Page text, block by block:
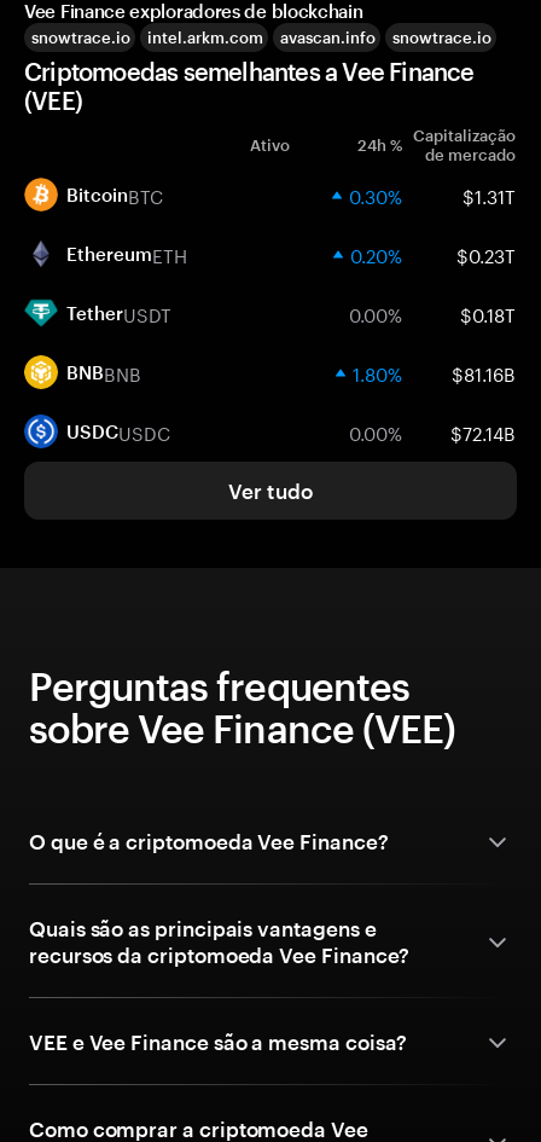
Vee Finance exploradores de blockchain
snowtrace.io intel.arkm.com avascan.info snowtrace.io
Criptomoedas semelhantes a Vee Finance
(VEE)
Ativo 24h % Capitalização
de mercado
BitcoinBTC 0.30% $1.31T
EthereumETH 0.20% $0.23T
TetherUSDT 0.00% $0.18T
BNBBNB 1.80% $81.16B
USDCUSDC 0.00% $72.14B
Ver tudo
Perguntas frequentes
sobre Vee Finance (VEE)
O que é a criptomoeda Vee Finance?
Quais são as principais vantagens e
recursos da criptomoeda Vee Finance?
VEE e Vee Finance são a mesma coisa?
Como comprar a criptomoeda Vee